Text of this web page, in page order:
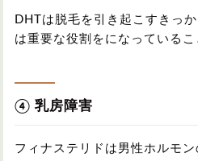
DHTは脱毛を引き起こすきっ
は重要な役割をになっているこ
④ 乳房障害
フィナステリドは男性ホルモ